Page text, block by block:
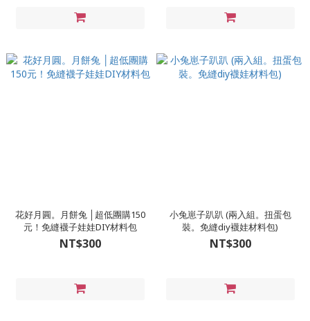
花好月圓。月餅兔 │超低團購150
元！免縫襪子娃娃DIY材料包
NT$300
小兔崽子趴趴 (兩入組。扭蛋包
裝。免縫diy襪娃材料包)
NT$300